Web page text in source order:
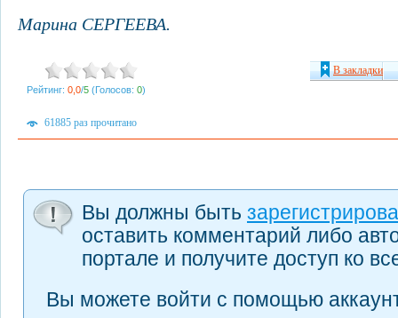
Марина СЕРГЕЕВА.
Рейтинг: 0,0/5 (Голосов: 0)
В закладки
61885 раз прочитано
Вы должны быть
оставить комментарий либо
портале и получите доступ ко
Вы можете войти с помощью